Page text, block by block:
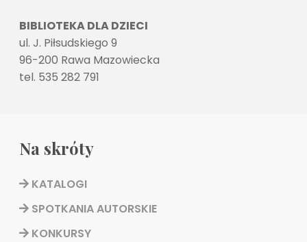
BIBLIOTEKA DLA DZIECI
ul. J. Piłsudskiego 9
96-200 Rawa Mazowiecka
tel. 535 282 791
Na skróty
KATALOGI
SPOTKANIA AUTORSKIE
KONKURSY